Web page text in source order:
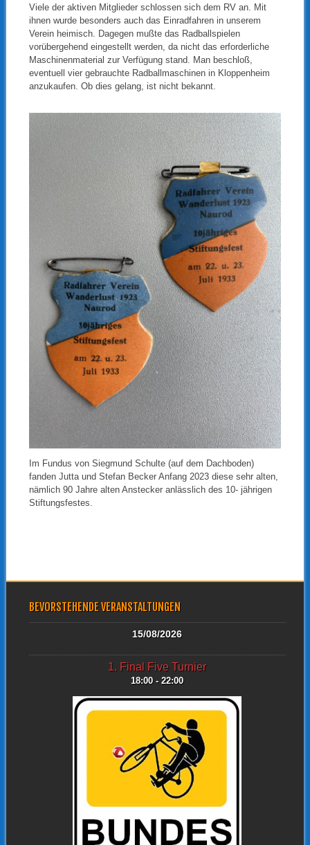
Viele der aktiven Mitglieder schlossen sich dem RV an. Mit
ihnen wurde besonders auch das Einradfahren in unserem
Verein heimisch. Dagegen mußte das Radballspielen
vorübergehend eingestellt werden, da nicht das erforderliche
Maschinenmaterial zur Verfügung stand. Man beschloß,
eventuell vier gebrauchte Radballmaschinen in Kloppenheim
anzukaufen. Ob dies gelang, ist nicht bekannt.
Im Fundus von Siegmund Schulte (auf dem Dachboden)
fanden Jutta und Stefan Becker Anfang 2023 diese sehr alten,
nämlich 90 Jahre alten Anstecker anlässlich des 10- jährigen
Stiftungsfestes.
BEVORSTEHENDE VERANSTALTUNGEN
15/08/2026
1. Final Five Turnier
18:00 - 22:00